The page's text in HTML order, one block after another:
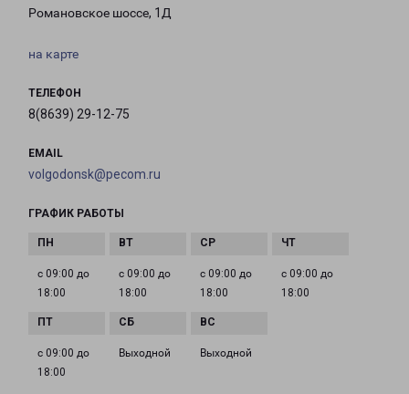
Романовское шоссе, 1Д
на карте
ТЕЛЕФОН
8(8639) 29-12-75
EMAIL
volgodonsk@pecom.ru
ГРАФИК РАБОТЫ
с 09:00 до
18:00
с 09:00 до
18:00
с 09:00 до
18:00
с 09:00 до
18:00
с 09:00 до
18:00
Выходной Выходной